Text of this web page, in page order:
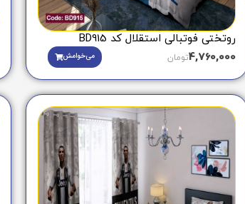
روتختی فوتبالی استقلال کد BD915
4,760,000تومان می‌خوامش